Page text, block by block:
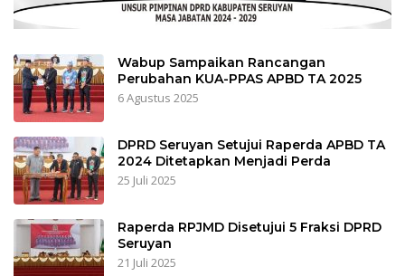
Wabup Sampaikan Rancangan
Perubahan KUA-PPAS APBD TA 2025
6 Agustus 2025
DPRD Seruyan Setujui Raperda APBD TA
2024 Ditetapkan Menjadi Perda
25 Juli 2025
Raperda RPJMD Disetujui 5 Fraksi DPRD
Seruyan
21 Juli 2025